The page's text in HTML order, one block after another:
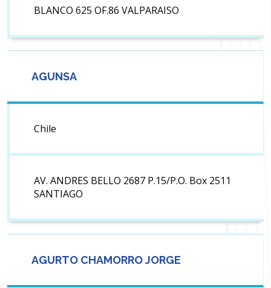
BLANCO 625 OF.86 VALPARAISO
AGUNSA
Chile
AV. ANDRES BELLO 2687 P.15/P.O. Box 2511
SANTIAGO
AGURTO CHAMORRO JORGE